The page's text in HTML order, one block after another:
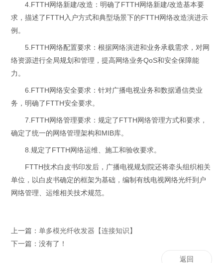
4.FTTH网络新建/改造：明确了FTTH网络新建/改造基本要
求，描述了FTTH入户方式和典型场景下的FTTH网络改造演进示
例。
5.FTTH网络配置要求：根据网络演进和业务承载需求，对网
络资源进行全局规划和管理，提高网络业务QoS和安全保障能
力。
6.FTTH网络安全要求：针对广播电视业务和数据通信类业
务，明确了FTTH安全要求。
7.FTTH网络管理要求：规定了FTTH网络管理方式和要求，
确定了统一的网络管理架构和MIB库。
8.规定了FTTH网络运维、施工和验收要求。
FTTH技术白皮书印发后，广播电视规划院还将牵头组织相关
单位，以白皮书确定的框架为基础，编制有线电视网络光纤到户
网络管理、运维相关技术规范。
上一篇：单多模光纤收发器【连接知识】
下一篇：没有了！
返回